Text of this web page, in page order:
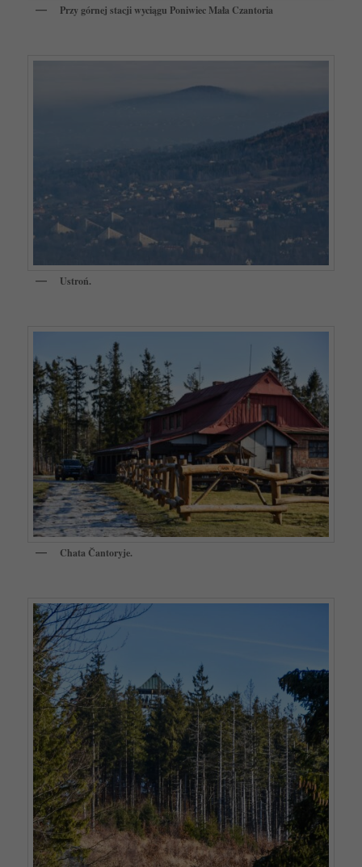
Przy górnej stacji wyciągu Poniwiec Mała Czantoria
Ustroń.
Chata Čantoryje.